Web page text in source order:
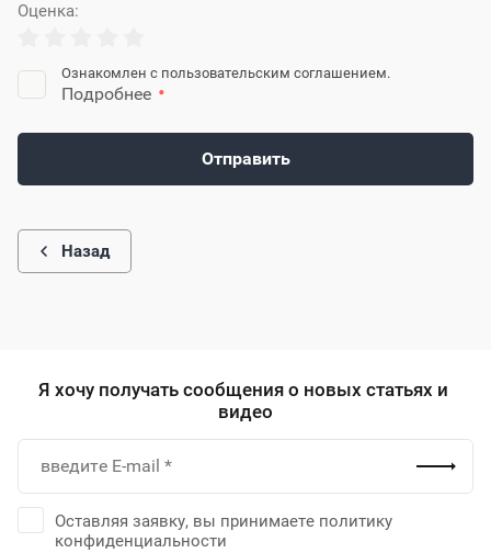
Оценка:
Ознакомлен с пользовательским соглашением.
Подробнее
Отправить
Назад
Я хочу получать сообщения о новых статьях и
видео
Оставляя заявку, вы принимаете политику
конфиденциальности